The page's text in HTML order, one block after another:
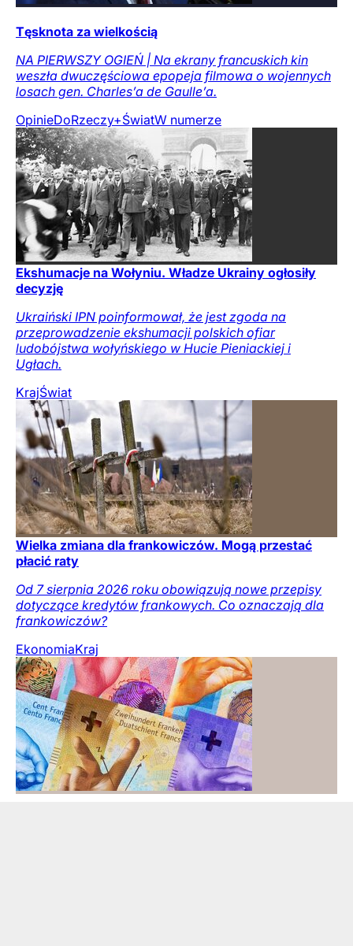
Tęsknota za wielkością
NA PIERWSZY OGIEŃ | Na ekrany francuskich kin
weszła dwuczęściowa epopeja filmowa o wojennych
losach gen. Charles’a de Gaulle’a.
OpinieDoRzeczy+ŚwiatW numerze
Ekshumacje na Wołyniu. Władze Ukrainy ogłosiły
decyzję
Ukraiński IPN poinformował, że jest zgoda na
przeprowadzenie ekshumacji polskich ofiar
ludobójstwa wołyńskiego w Hucie Pieniackiej i
Ugłach.
KrajŚwiat
Wielka zmiana dla frankowiczów. Mogą przestać
płacić raty
Od 7 sierpnia 2026 roku obowiązują nowe przepisy
dotyczące kredytów frankowych. Co oznaczają dla
frankowiczów?
EkonomiaKraj